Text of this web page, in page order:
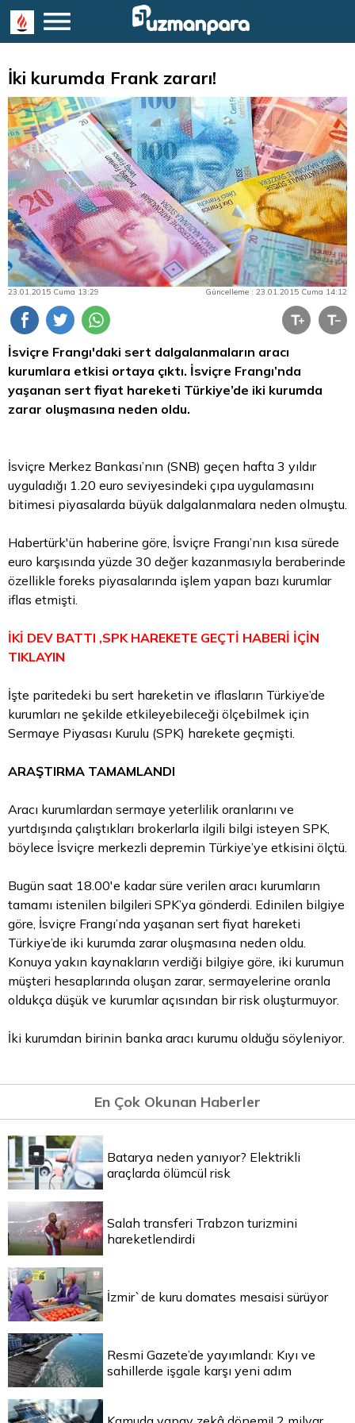
İki kurumda Frank zararı!
23.01.2015 Cuma 13:29 Güncelleme : 23.01.2015 Cuma 14:12
İsviçre Frangı'daki sert dalgalanmaların aracı
kurumlara etkisi ortaya çıktı. İsviçre Frangı’nda
yaşanan sert fiyat hareketi Türkiye’de iki kurumda
zarar oluşmasına neden oldu.
İsviçre Merkez Bankası’nın (SNB) geçen hafta 3 yıldır
uyguladığı 1.20 euro seviyesindeki çıpa uygulamasını
bitimesi piyasalarda büyük dalgalanmalara neden olmuştu.
Habertürk'ün haberine göre, İsviçre Frangı’nın kısa sürede
euro karşısında yüzde 30 değer kazanmasıyla beraberinde
özellikle foreks piyasalarında işlem yapan bazı kurumlar
iflas etmişti.
İKİ DEV BATTI ,SPK HAREKETE GEÇTİ HABERİ İÇİN
TIKLAYIN
İşte paritedeki bu sert hareketin ve iflasların Türkiye’de
kurumları ne şekilde etkileyebileceği ölçebilmek için
Sermaye Piyasası Kurulu (SPK) harekete geçmişti.
ARAŞTIRMA TAMAMLANDI
Aracı kurumlardan sermaye yeterlilik oranlarını ve
yurtdışında çalıştıkları brokerlarla ilgili bilgi isteyen SPK,
böylece İsviçre merkezli depremin Türkiye’ye etkisini ölçtü.
Bugün saat 18.00'e kadar süre verilen aracı kurumların
tamamı istenilen bilgileri SPK’ya gönderdi. Edinilen bilgiye
göre, İsviçre Frangı’nda yaşanan sert fiyat hareketi
Türkiye’de iki kurumda zarar oluşmasına neden oldu.
Konuya yakın kaynakların verdiği bilgiye göre, iki kurumun
müşteri hesaplarında oluşan zarar, sermayelerine oranla
oldukça düşük ve kurumlar açısından bir risk oluşturmuyor.
İki kurumdan birinin banka aracı kurumu olduğu söyleniyor.
En Çok Okunan Haberler
Batarya neden yanıyor? Elektrikli
araçlarda ölümcül risk
Salah transferi Trabzon turizmini
hareketlendirdi
İzmir`de kuru domates mesaisi sürüyor
Resmi Gazete’de yayımlandı: Kıyı ve
sahillerde işgale karşı yeni adım